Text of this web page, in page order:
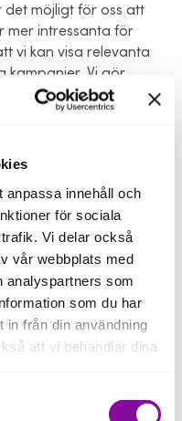
anpassa innehåll och
för sociala
Vi delar också
vår webbplats med
analyspartners som
som du har
in från din användning
att vi behandlar dina
användning av kakor
det möjligt för oss att
mer intressanta för
vi kan visa relevanta
kampanjer. Vi gör
från
cookies. Denna typ
att:
Google, visar
på internet.
Google,
utifrån våra
webbplats.